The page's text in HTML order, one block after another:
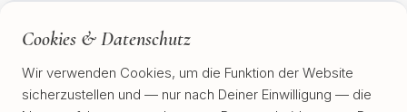
Sabina Grimm
Cookies & Datenschutz
Wir verwenden Cookies, um die Funktion der Website
sicherzustellen und — nur nach Deiner Einwilligung — die